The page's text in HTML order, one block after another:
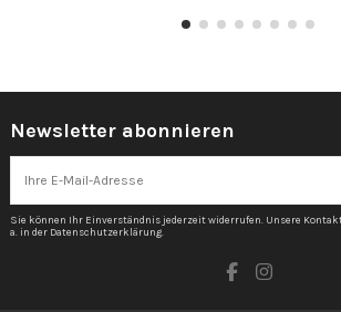
Newsletter abonnieren
Sie können Ihr Einverständnis jederzeit widerrufen. Unsere
a. in der Datenschutzerklärung.